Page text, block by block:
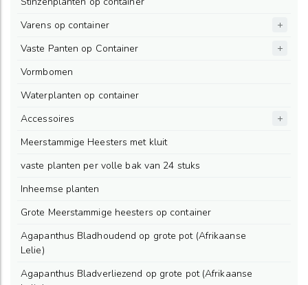
Varens op container
Vaste Panten op Container
Vormbomen
Waterplanten op container
Accessoires
Meerstammige Heesters met kluit
vaste planten per volle bak van 24 stuks
Inheemse planten
Grote Meerstammige heesters op container
Agapanthus Bladhoudend op grote pot (Afrikaanse
Lelie)
Agapanthus Bladverliezend op grote pot (Afrikaanse